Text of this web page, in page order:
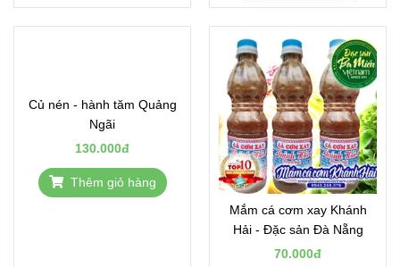
Củ nén - hành tăm Quảng
Ngãi
130.000đ
Thêm giỏ hàng
Mắm cá cơm xay Khánh
Hải - Đặc sản Đà Nẵng
70.000đ